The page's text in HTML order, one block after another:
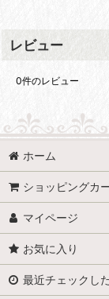
レビュー
0件のレビュー
ホーム
ショッピングカ
マイページ
お気に入り
最近チェックし